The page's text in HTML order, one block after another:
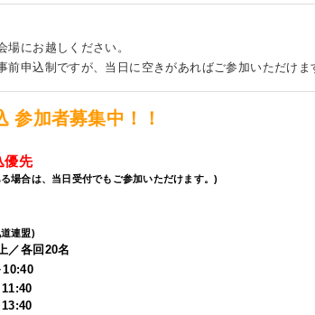
場にお越しください。
前申込制ですが、当日に空きがあればご参加いただけま
参加者募集中！！
優先
場合は、当日受付でもご参加いただけます。)
連盟)
／各回20名
11:40